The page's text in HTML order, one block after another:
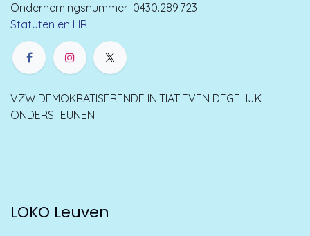
Ondernemingsnummer: 0430.289.723
Statuten en HR
VZW DEMOKRATISERENDE INITIATIEVEN DEGELIJK
ONDERSTEUNEN
LOKO Leuven